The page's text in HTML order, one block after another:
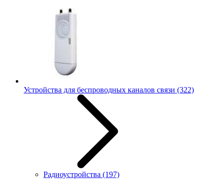
Устройства для беспроводных каналов связи (322)
Радиоустройства (197)